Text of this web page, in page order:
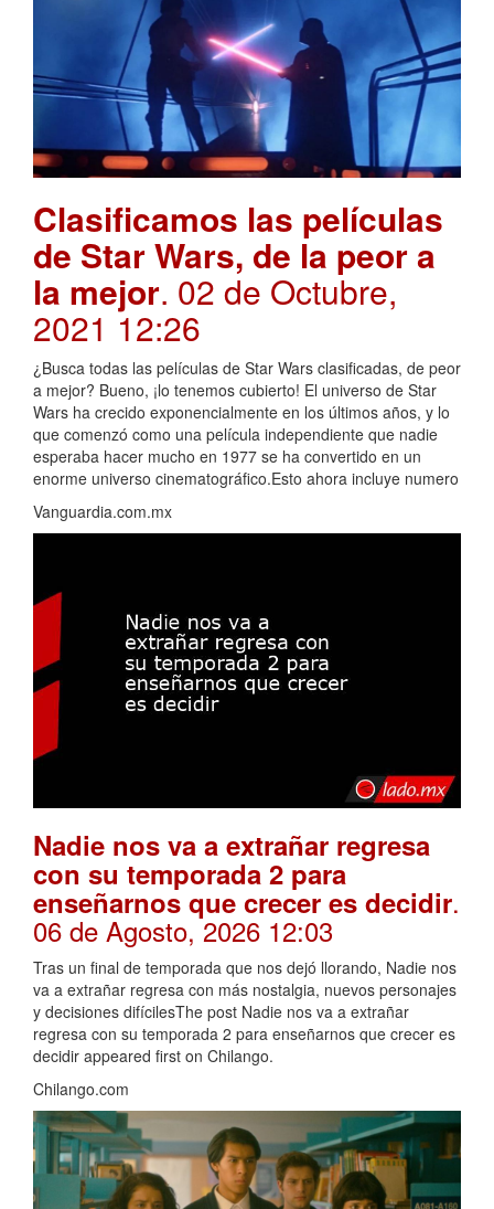
Clasificamos las películas
de Star Wars, de la peor a
la mejor. 02 de Octubre,
2021 12:26
¿Busca todas las películas de Star Wars clasificadas, de peor
a mejor? Bueno, ¡lo tenemos cubierto! El universo de Star
Wars ha crecido exponencialmente en los últimos años, y lo
que comenzó como una película independiente que nadie
esperaba hacer mucho en 1977 se ha convertido en un
enorme universo cinematográfico.Esto ahora incluye numero
Vanguardia.com.mx
Nadie nos va a extrañar regresa
con su temporada 2 para
enseñarnos que crecer es decidir.
06 de Agosto, 2026 12:03
Tras un final de temporada que nos dejó llorando, Nadie nos
va a extrañar regresa con más nostalgia, nuevos personajes
y decisiones difícilesThe post Nadie nos va a extrañar
regresa con su temporada 2 para enseñarnos que crecer es
decidir appeared first on Chilango.
Chilango.com